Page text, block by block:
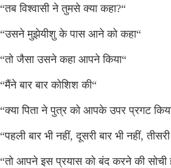
“तब विश्वासी ने तुमसे क्या कहा?“
“उसने मुझेयीशु के पास आने को कहा“
“तो जैसा उसने कहा आपने किया“
“मैंने बार बार कोशिश की“
“क्या पिता ने पुत्र को आपके उपर प्रगट
“पहली बार भी नहीं, दूसरी बार भी नहीं,
“तो आपने इस प्रयास को बंद करने की सोची